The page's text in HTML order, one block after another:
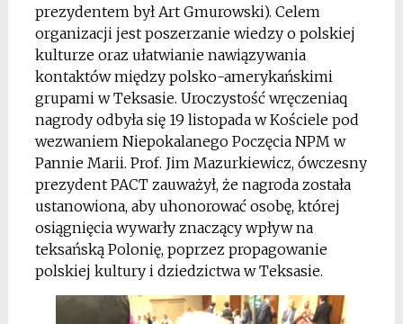
prezydentem był Art Gmurowski). Celem
organizacji jest poszerzanie wiedzy o polskiej
kulturze oraz ułatwianie nawiązywania
kontaktów między polsko-amerykańskimi
grupami w Teksasie. Uroczystość wręczeniaq
nagrody odbyła się 19 listopada w Kościele pod
wezwaniem Niepokalanego Poczęcia NPM w
Pannie Marii. Prof. Jim Mazurkiewicz, ówczesny
prezydent PACT zauważył, że nagroda została
ustanowiona, aby uhonorować osobę, której
osiągnięcia wywarły znaczący wpływ na
teksańską Polonię, poprzez propagowanie
polskiej kultury i dziedzictwa w Teksasie.